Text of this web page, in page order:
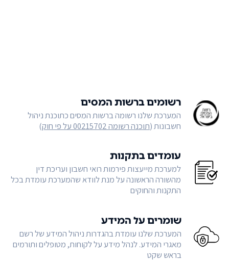
רשומים ברשות המסים
המערכת שלנו רשומה ברשות המסים כתוכנת ניהול
חשבונות (תוכנה רשומה 00215702 על פי חוק )
עומדים בתקנות
למערכת מייעצות פירמות רואי חשבון ועריכת דין
מהשורה הראשונה על מנת לוודא שהמערכת עומדת בכל
התקנות והחוקים
שומרים על המידע
המערכת שלנו עומדת בהגדרות ניהול המידע של רשם
מאגרי המידע. לנהל מידע על לקוחות, מטופלים ותורמים
בראש שקט